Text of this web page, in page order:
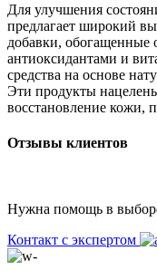
Для улучшения
предлагает широкий
добавки,
антиоксидантами и
средства на основе
Эти продукты
восстановление кожи,
Отзывы клиентов
Нужна помощь в
Контакт с экспертом